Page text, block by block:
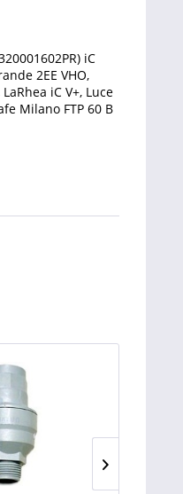
iC
2EE VHO,
iC V+, Luce
Milano FTP 60 B